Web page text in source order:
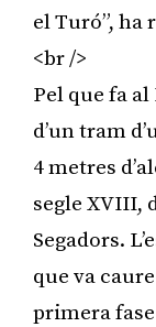
el Turó”, ha
<br />
Pel que fa
d’un tram
4 metres
segle XVIII,
Segadors.
que va
primera